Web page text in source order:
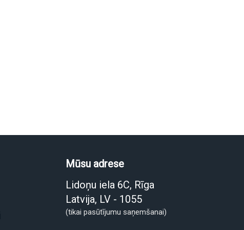
Mūsu adrese
Lidoņu iela 6C, Rīga
Latvija, LV - 1055
(tikai pasūtījumu saņemšanai)